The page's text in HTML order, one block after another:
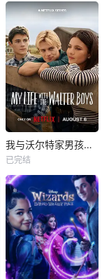
我与沃尔特家男孩的生活第三季
已完结